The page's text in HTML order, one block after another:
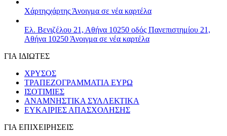
Χάρτηςχάρτης Άνοιγμα σε νέα καρτέλα
Ελ. Βενιζέλου 21, Αθήνα 10250 οδός Πανεπιστημίου 21,
Αθήνα 10250 Άνοιγμα σε νέα καρτέλα
ΓΙΑ ΙΔΙΩΤΕΣ
ΧΡΥΣΟΣ
ΤΡΑΠΕΖΟΓΡΑΜΜΑΤΙΑ ΕΥΡΩ
ΙΣΟΤΙΜΙΕΣ
ΑΝΑΜΝΗΣΤΙΚΑ ΣΥΛΛΕΚΤΙΚΑ
ΕΥΚΑΙΡΙΕΣ ΑΠΑΣΧΟΛΗΣΗΣ
ΓΙΑ ΕΠΙΧΕΙΡΗΣΕΙΣ